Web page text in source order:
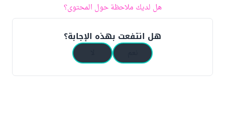
هل لديك ملاحظة حول المحتوى؟
هل انتفعت بهذه الإجابة؟